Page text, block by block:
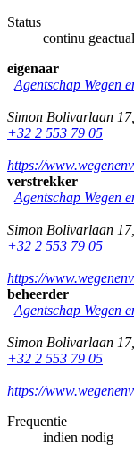
Status
continu
eigenaar
Agentschap Wegen
Simon Bolivarlaan 17,
+32 2 553 79 05
https://
verstrekker
Agentschap Wegen
Simon Bolivarlaan 17,
+32 2 553 79 05
https://
beheerder
Agentschap Wegen
Simon Bolivarlaan 17,
+32 2 553 79 05
https://
Frequentie
indien nodig